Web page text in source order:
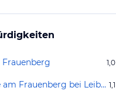
1,0
Wallfahrtskirche am Frauenberg bei Leibnitz 1,1